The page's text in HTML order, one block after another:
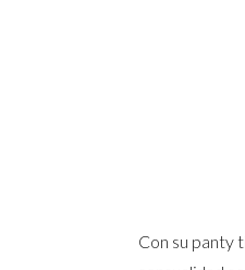
Con su panty